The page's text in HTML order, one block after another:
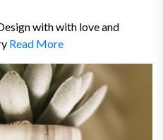
with with love and
Read More